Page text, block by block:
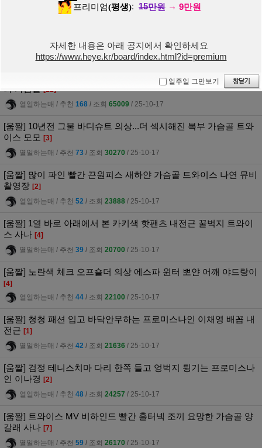
추천123 조회48638 l25-10-18
열일하는매l추천63 l조회29167 l25-10-18
[움짤] 빅토리아 시크릿 무대 마치고 퇴장하는 쯔위 지효 모모 생브
[22]
열일하는매 l 추천 168 l 조회 65009 l 25-10-17
[움짤] 10년전 그물 바디슈트 의상...더 섹시해진 복부 가슴골 트와
이스 모모
[3]
열일하는매 l 추천 73 l 조회 30270 l 25-10-17
[움짤] 많이 파인 빨간 끈원피스 새하얀 가슴골 트와이스 나연 뮤비
촬영장 [2]
열일하는매 l 추천 52 l 조회 23888 l 25-10-17
[움짤] 1열 바로 아래에서 본 카키색 핫팬츠 내전근 꿀벅지 트와이
스 사나 [4]
열일하는매 l 추천 39 l 조회 20700 l 25-10-17
[움짤] 노란색 체크 오프숄더 의상 에스파 윈터 뽀얀 어깨 야드랑이
[4]
열일하는매 l 추천 44 l 조회 22100 l 25-10-17
[움짤] 청청 패션 입고 바닥안무하는 프로미스나인 이채영 배꼽 내
전근 [1]
열일하는매 l 추천 42 l 조회 21636 l 25-10-17
[움짤] 검정 테니스치마 다리 한쪽 들고 엉벅지 튕기는 프로미스나
인 이나경 [2]
열일하는매 l 추천 48 l 조회 24257 l 25-10-17
[움짤] 트와이스 MV 비하인드 빨간 홀터넥 조끼 요망한 가슴골 양
갈래 사나 [7]
열일하는매 l 추천 59 l 조회 26170 l 25-10-17
프리미엄(평생): 15만원 → 9만원
자세한 내용은 아래 공지에서 확인하세요
https://www.heye.kr/board/index.html?id=premium
일주일 그만보기